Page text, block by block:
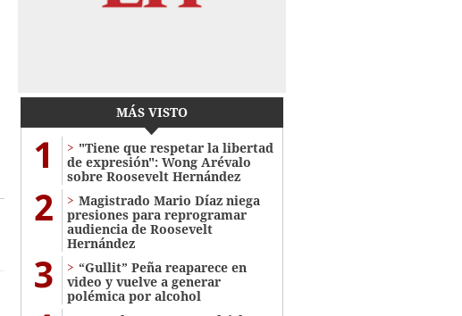
MÁS VISTO
1
"Tiene que respetar la libertad
de expresión": Wong Arévalo
sobre Roosevelt Hernández
2
Magistrado Mario Díaz niega
presiones para reprogramar
audiencia de Roosevelt
Hernández
3
“Gullit” Peña reaparece en
video y vuelve a generar
polémica por alcohol